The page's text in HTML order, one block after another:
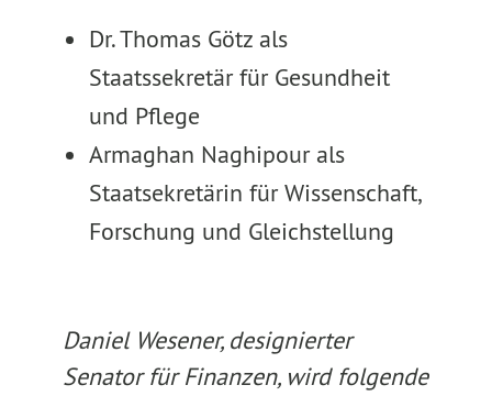
Dr. Thomas Götz als
Staatssekretär für Gesundheit
und Pflege
Armaghan Naghipour als
Staatsekretärin für Wissenschaft,
Forschung und Gleichstellung
Daniel Wesener, designierter
Senator für Finanzen, wird folgende